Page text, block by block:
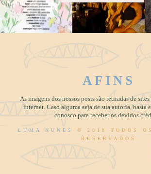
AFINS
As imagens dos nossos posts são retiradas de
internet. Caso alguma seja de sua autoria, basta
conosco para receber os devidos
LUMA NUNES
© 2018 TODOS
RESERVADOS